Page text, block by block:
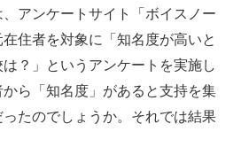
ンド
未来
アンケートサイト「ボイスノー
在住者を対象に「知名度が高いと
？」というアンケートを実施し
ら「知名度」があると支持を集
たのでしょうか。それでは結果